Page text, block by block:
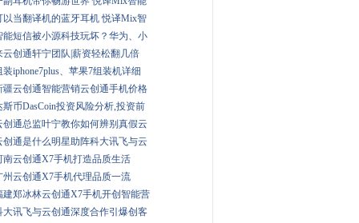
以当翻译机的蓝牙耳机 悦译Mix智
能短信被小源科技玩坏？华为、小
云创通轩宁团队|薪资轻松翻几倍
装iphone7plus、苹果7组装机详细
疆云创通智能营销云创通手机价格
斯币DasCoin投资风险分析,投资前
创通总监叶宁教你如何辨别真假云
创通是什么明星助阵科大讯飞与云
南云创通X7手机打造品质生活
州云创通X7手机代理品质一流
建郑冰林云创通X7手机开创智能营
大讯飞与云创通深度合作引爆创客